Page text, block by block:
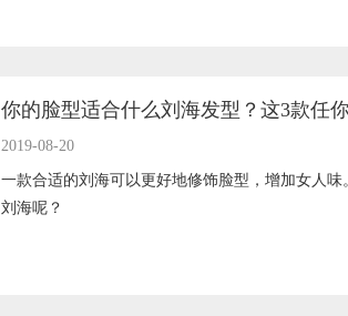
你的脸型适合什么刘海发型？这3款任
2019-08-20
一款合适的刘海可以更好地修饰脸型，增加女人
刘海呢？